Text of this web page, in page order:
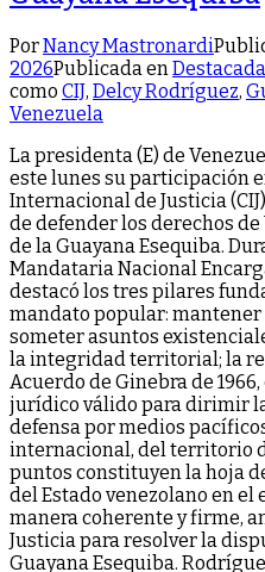
PorNancy Mastronardi
2026Publicada en
como CIJ, Delcy Rodríguez,
Venezuela
La presidenta (E) de
este lunes su participación
Internacional de Justicia
de defender los derechos
de la Guayana Esequiba.
Mandataria Nacional
destacó los tres pilares
mandato popular:
someter asuntos
la integridad territorial; la
Acuerdo de Ginebra de
jurídico válido para dirimir
defensa por medios
internacional, del territorio
puntos constituyen la hoja
del Estado venezolano en
manera coherente y firme,
Justicia para resolver la
Guayana Esequiba.